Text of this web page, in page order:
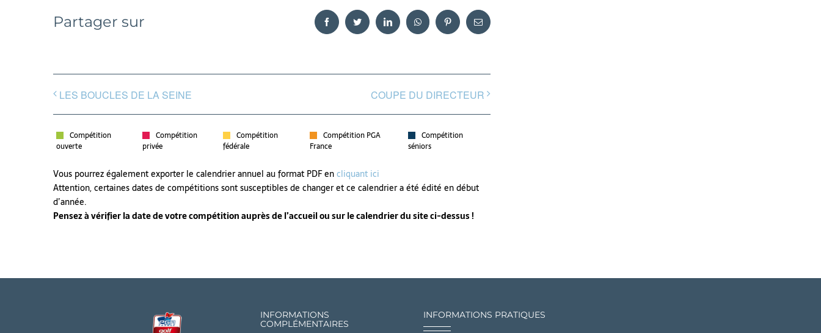
Partager sur FacebookTwitter LinkedInWhatsAppPinterestEmail
LES BOUCLES DE LA SEINE COUPE DU DIRECTEUR
Compétition
ouverte
Compétition
privée
Compétition
fédérale
Compétition PGA
France
Compétition
séniors
Vous pourrez également exporter le calendrier annuel au format PDF encliquant ici
Attention, certaines dates de compétitions sont susceptibles de changer et ce calendrier a été édité en début
d’année.
Pensez à vérifier la date de votre compétition auprès de l’accueil ou sur le calendrier du site ci-dessus !
INFORMATIONS
COMPLÉMENTAIRES
INFORMATIONS PRATIQUES